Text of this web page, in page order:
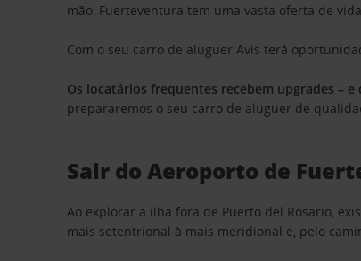
mão, Fuerteventura tem uma vasta oferta de
Com o seu carro de aluguer Avis terá
Os locatários frequentes recebem upgrades –
prepararemos o seu carro de aluguer de
Sair do Aeroporto de
Ao explorar a ilha fora de Puerto del Rosario,
mais setentrional à mais meridional e, pelo